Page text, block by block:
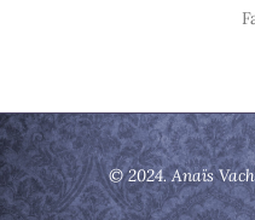
© 2024. Anaïs